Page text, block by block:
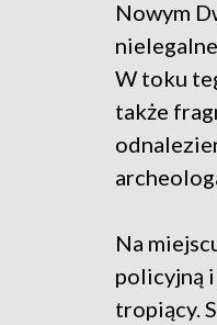
Nowym
W toku
także
Na
policyjną
tropiący.